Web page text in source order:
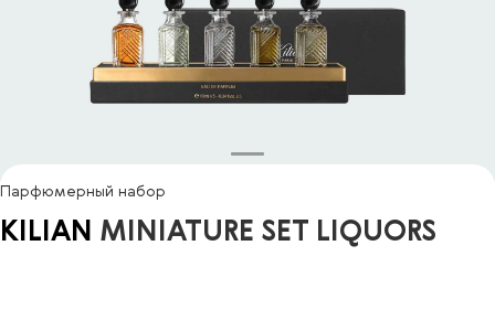
Парфюмерный набор
KILIAN MINIATURE SET LIQUORS